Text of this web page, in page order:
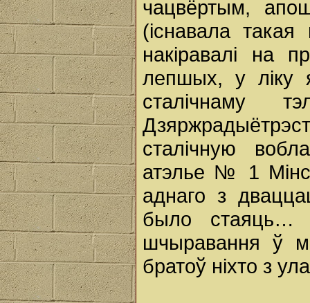
чацвёртым,
(існавала
накіравалі на
лепшых, у ліку
сталічнаму
сталічную
атэлье № 1
аднаго з
было
шчыравання ў
братоў ніхто з